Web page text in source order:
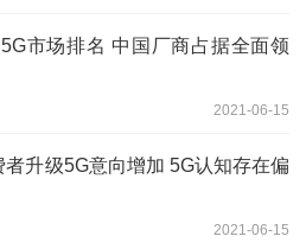
市场排名 中国厂商占据全面领
2021-06-15
升级5G意向增加 5G认知存在偏
2021-06-15